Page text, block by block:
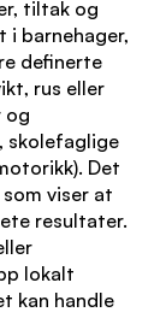
tiltak og
i barnehager,
definerte
rus eller
og
skolefaglige
Det
viser at
resultater.
lokalt
kan handle